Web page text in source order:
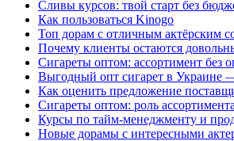
Сливы курсов: твой старт без
Как пользоваться Kinogo
Топ дорам с отличным актёрским
Почему клиенты остаются
Сигареты оптом: ассортимент без
Выгодный опт сигарет в Украине
Как оценить предложение
Сигареты оптом: роль
Курсы по тайм-менеджменту и
Новые дорамы с интересными